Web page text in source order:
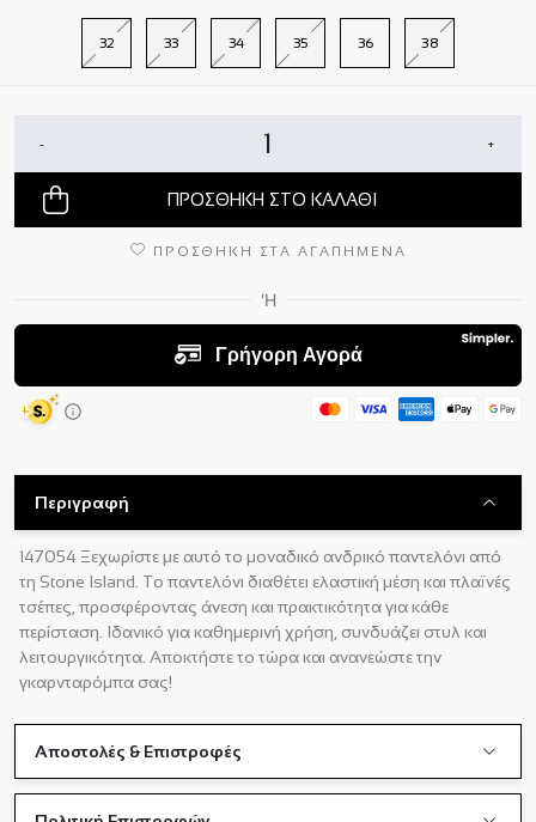
32 33 34 35 36 38
- +
ΠΡΟΣΘΗΚΗ ΣΤΟ ΚΑΛΑΘΙ
ΠΡΟΣΘΗΚΗ ΣΤΑ ΑΓΑΠΗΜΕΝΑ
Περιγραφή
147054 Ξεχωρίστε με αυτό το μοναδικό ανδρικό παντελόνι από
τη Stone Island. Το παντελόνι διαθέτει ελαστική μέση και πλαϊνές
τσέπες, προσφέροντας άνεση και πρακτικότητα για κάθε
περίσταση. Ιδανικό για καθημερινή χρήση, συνδυάζει στυλ και
λειτουργικότητα. Αποκτήστε το τώρα και ανανεώστε την
γκαρνταρόμπα σας!
Αποστολές & Επιστροφές